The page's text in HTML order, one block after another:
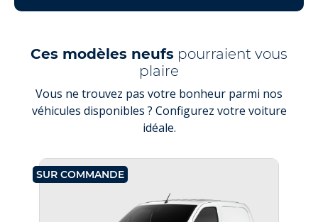
Ces modèles neufs pourraient vous
plaire
Vous ne trouvez pas votre bonheur parmi nos
véhicules disponibles ? Configurez votre voiture
idéale.
SUR COMMANDE